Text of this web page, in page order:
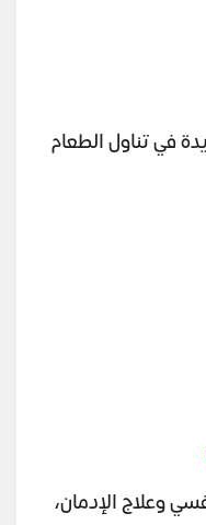
وعلاج الإدمان،